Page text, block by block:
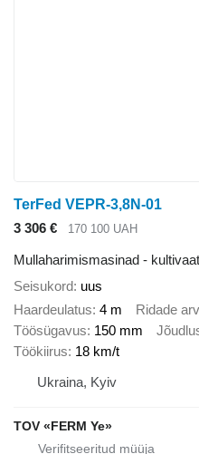
TerFed VEPR-3,8N-01
3 306 €
170 100 UAH
Mullaharimismasinad -
Seisukord uus
Haardeulatus 4 m Ridade arv
Töösügavus 150 mm
Töökiirus 18 km/t
Ukraina, Kyiv
TOV «FERM Ye»